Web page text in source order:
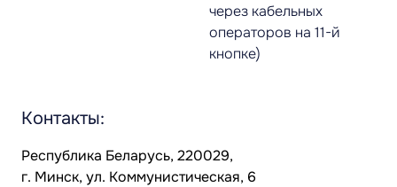
через кабельных
операторов на 11-й
кнопке)
Контакты:
Республика Беларусь, 220029,
г. Минск, ул. Коммунистическая, 6